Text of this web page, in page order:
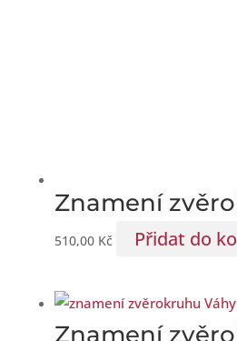
Znamení
510,00 Kč Přidat do
Znamení